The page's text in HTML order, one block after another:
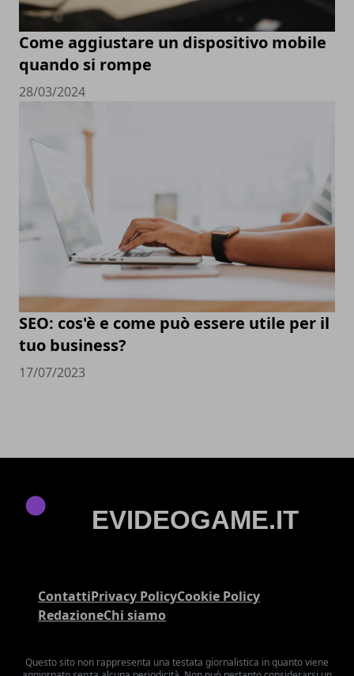
Come aggiustare un dispositivo mobile
quando si rompe
28/03/2024
SEO: cos'è e come può essere utile per il
tuo business?
17/07/2023
ContattiPrivacy PolicyCookie Policy
RedazioneChi siamo
Questo sito non rappresenta una testata giornalistica in quanto viene